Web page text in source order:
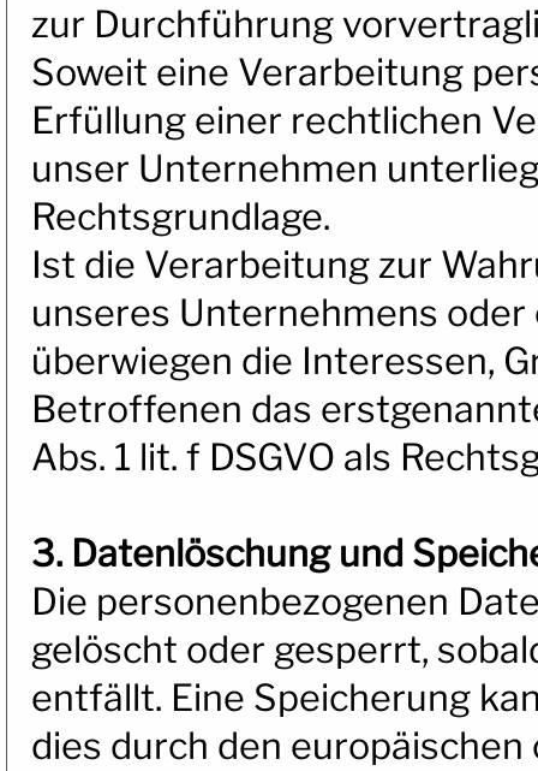
zur Durchführung
Soweit eine Verarbeitung
Erfüllung einer rechtlichen
unser Unternehmen
Rechtsgrundlage.
Ist die Verarbeitung zur
unseres Unternehmens
überwiegen die Interessen,
Betroffenen das
Abs. 1 lit. f DSGVO als
3. Datenlöschung und
Die personenbezogenen
gelöscht oder gesperrt,
entfällt. Eine Speicherung
dies durch den